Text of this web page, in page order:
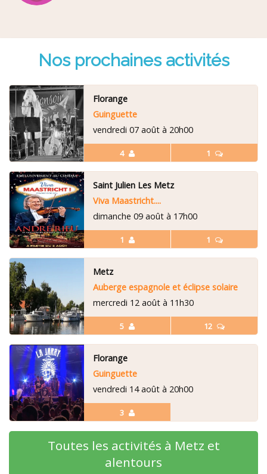
Nos prochaines activités
4 1
Florange
Guinguette
vendredi 07 août à 20h00
1 1
Saint Julien Les Metz
Viva Maastricht....
dimanche 09 août à 17h00
5 12
Metz
Auberge espagnole et éclipse solaire
mercredi 12 août à 11h30
3
Florange
Guinguette
vendredi 14 août à 20h00
Toutes les activités à Metz et
alentours